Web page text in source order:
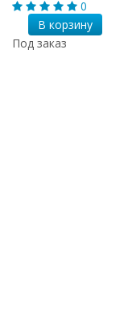
0
В корзину
Под заказ